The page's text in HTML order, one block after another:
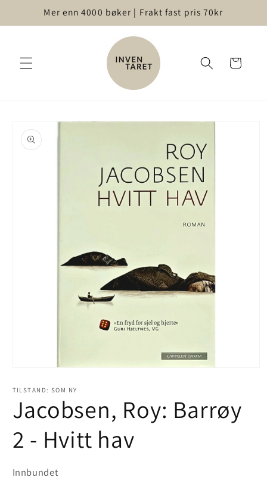
innholdet
Mer enn 4000 bøker | Frakt fast pris 70kr
Handlekurv
1
modal
TILSTAND: SOM NY
Jacobsen, Roy: Barrøy
2 - Hvitt hav
Innbundet